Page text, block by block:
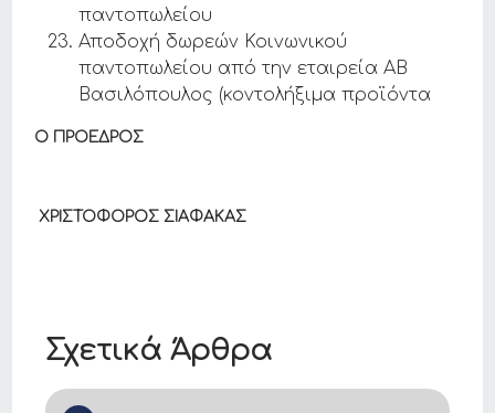
Σχετικά Άρθρα
παντοπωλείου
Αποδοχή δωρεών Κοινωνικού
παντοπωλείου από την εταιρεία ΑΒ
Βασιλόπουλος (κοντολήξιμα προϊόντα
Ο ΠΡΟΕΔΡΟΣ
ΧΡΙΣΤΟΦΟΡΟΣ ΣΙΑΦΑΚΑΣ